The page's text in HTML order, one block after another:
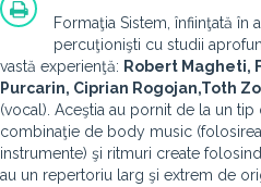
Formaţia Sistem, înfiinţată în
percuţionişti cu studii
vastă experienţă: Robert Magheti,
Purcarin, Ciprian Rogojan,Toth
(vocal). Aceştia au pornit de la un
combinaţie de body music
instrumente) şi ritmuri create
au un repertoriu larg şi extrem de